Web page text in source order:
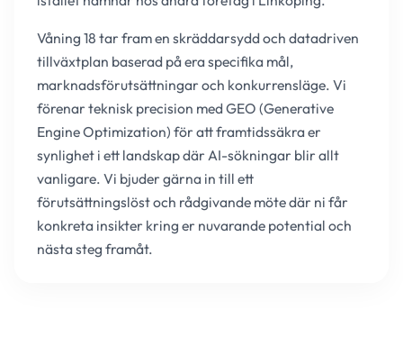
Våning 18 tar fram en skräddarsydd och datadriven
tillväxtplan baserad på era specifika mål,
marknadsförutsättningar och konkurrensläge. Vi
förenar teknisk precision med GEO (Generative
Engine Optimization) för att framtidssäkra er
synlighet i ett landskap där AI-sökningar blir allt
vanligare. Vi bjuder gärna in till ett
förutsättningslöst och rådgivande möte där ni får
konkreta insikter kring er nuvarande potential och
nästa steg framåt.